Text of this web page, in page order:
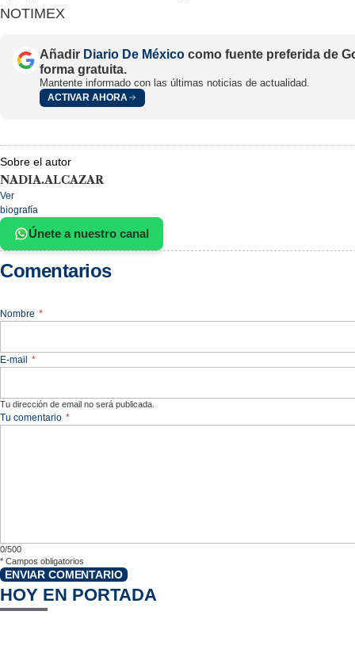
NOTIMEX
Añadir Diario De México como fuente preferida de
forma gratuita.
Mantente informado con las últimas noticias de actualidad.
ACTIVAR AHORA
Sobre el autor
NADIA.ALCAZAR
Ver
biografía
Únete a nuestro canal
Comentarios
Nombre *
E-mail *
Tu dirección de email no será publicada.
Tu comentario *
0/500
* Campos obligatorios
ENVIAR COMENTARIO
HOY EN PORTADA